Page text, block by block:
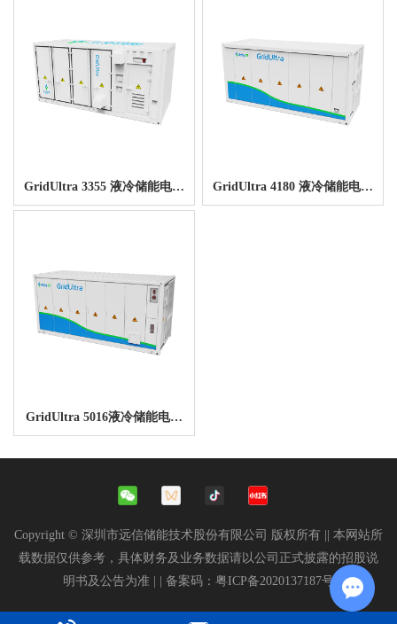
GridUltra 3355 液冷储能电池
系统
GridUltra 4180 液冷储能电池
系统（海外）
GridUltra 5016液冷储能电池
系统（海外）
Copyright © 深圳市远信储能技术股份有限公司 版权所有 || 本网站所
载数据仅供参考，具体财务及业务数据请以公司正式披露的招股说
明书及公告为准 |
| 备案码： 粤ICP备2020137187号